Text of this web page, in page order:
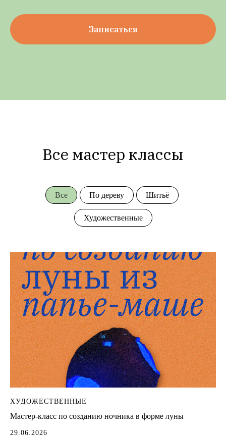
Записаться
Все мастер классы
Все По дереву Шитьё
Художественные
ХУДОЖЕСТВЕННЫЕ
Мастер-класс по созданию ночника в форме луны
29.06.2026